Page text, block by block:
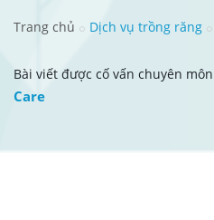
Trang chủ Dịch vụ trồng răng
Bài viết được cố vấn chuyên
Care